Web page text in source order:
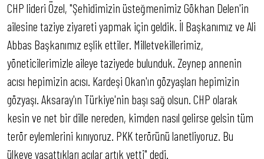
CHP lideri Özel, "Şehidimizin üsteğmenimiz Gökhan Delen'in
ailesine taziye ziyareti yapmak için geldik. İl Başkanımız ve Ali
Abbas Başkanımız eşlik ettiler. Milletvekillerimiz,
yöneticilerimizle aileye taziyede bulunduk. Zeynep annenin
acısı hepimizin acısı. Kardeşi Okan'ın gözyaşları hepimizin
gözyaşı. Aksaray'ın Türkiye'nin başı sağ olsun. CHP olarak
kesin ve net bir dille nereden, kimden nasıl gelirse gelsin tüm
terör eylemlerini kınıyoruz. PKK terörünü lanetliyoruz. Bu
ülkeye yaşattıkları acılar artık yetti" dedi.